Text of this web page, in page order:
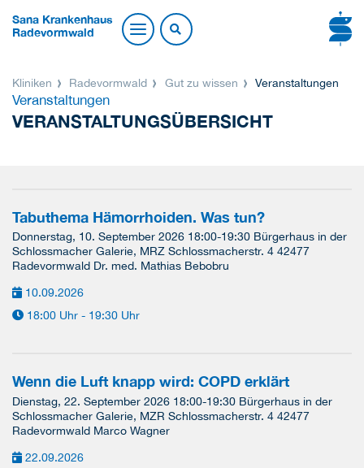
Sana Krankenhaus
Radevormwald
Kliniken Radevormwald Gut zu wissen Veranstaltungen
Veranstaltungen
VERANSTALTUNGSÜBERSICHT
Tabuthema Hämorrhoiden. Was tun?
Donnerstag, 10. September 2026 18:00-19:30 Bürgerhaus in der
Schlossmacher Galerie, MRZ Schlossmacherstr. 4 42477
Radevormwald Dr. med. Mathias Bebobru
10.09.2026
18:00 Uhr - 19:30 Uhr
Wenn die Luft knapp wird: COPD erklärt
Dienstag, 22. September 2026 18:00-19:30 Bürgerhaus in der
Schlossmacher Galerie, MZR Schlossmacherstr. 4 42477
Radevormwald Marco Wagner
22.09.2026